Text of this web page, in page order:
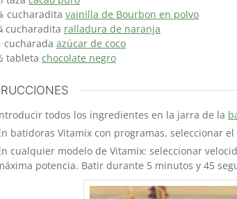
cucharadita vainilla de Bourbon en polvo
cucharadita ralladura de naranja
cucharada azúcar de coco
tableta chocolate negro
todos los ingredientes en la jarra de la
batidoras Vitamix con programas, seleccionar
cualquier modelo de Vitamix: seleccionar
potencia. Batir durante 5 minutos y 45